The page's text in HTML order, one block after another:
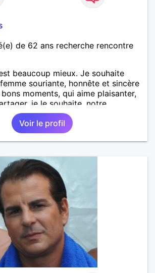
de 62 ans recherche rencontre
beaucoup mieux. Je souhaite
souriante, honnête et sincère
moments, qui aime plaisanter,
je le souhaite, notre
beaucoup les chantiers de
se défouler, se relaxer, se détendre
du bon temps. C'est difficile
lignes. En revanche, vous
A bientôt
Voir le profil